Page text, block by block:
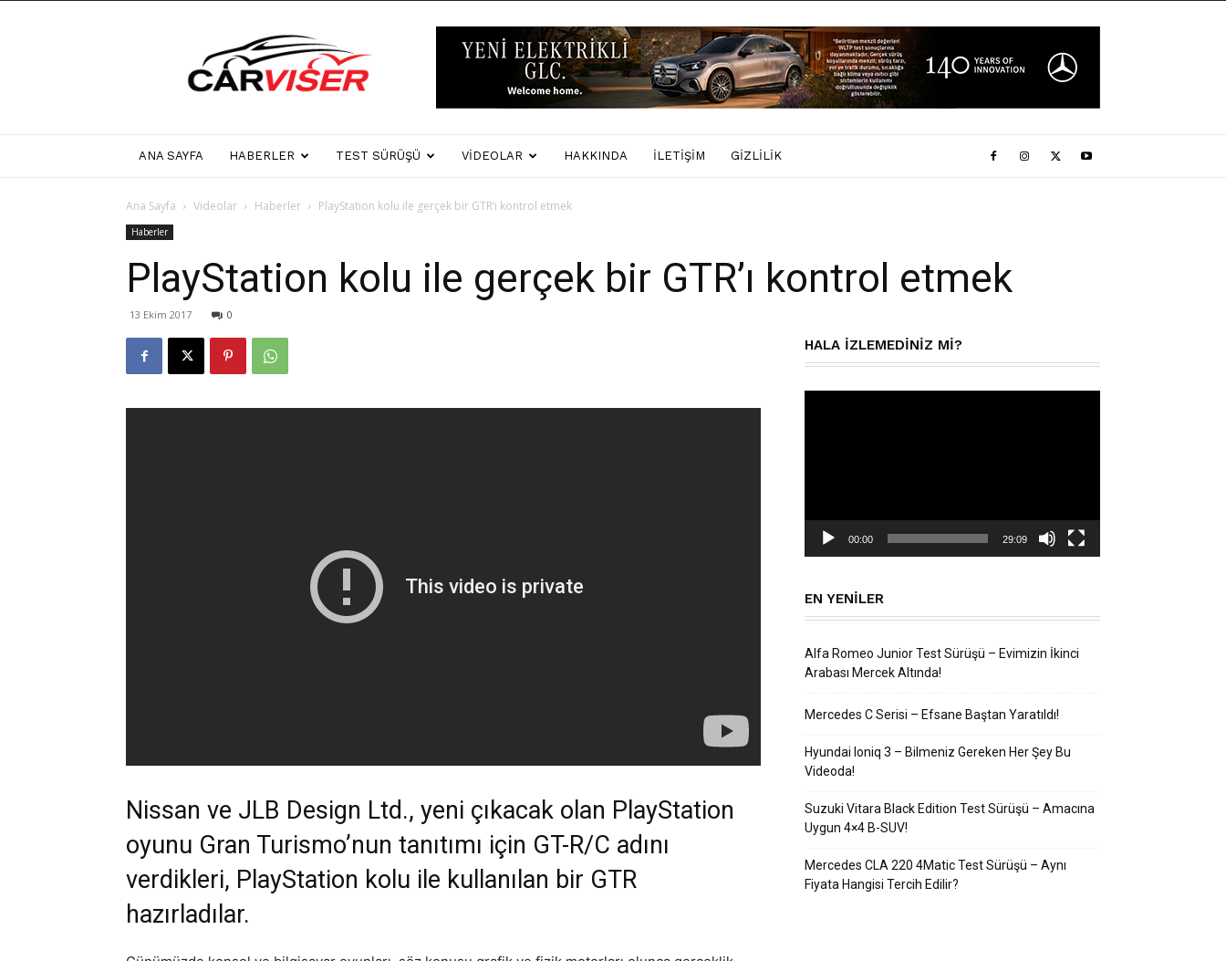
Carviser
ANA SAYFA HABERLER TEST SÜRÜŞÜ VIDEOLAR HAKKINDA İLETIŞIM GIZLILIK
Ana Sayfa Videolar Haberler PlayStation kolu ile gerçek bir GTR’ı kontrol etmek
Haberler
PlayStation kolu ile gerçek bir GTR’ı kontrol etmek
13 Ekim 2017 0
Nissan ve JLB Design Ltd., yeni çıkacak olan PlayStation
oyunu Gran Turismo’nun tanıtımı için GT-R/C adını
verdikleri, PlayStation kolu ile kullanılan bir GTR
hazırladılar.
HALA IZLEMEDINIZ MI?
00:00 29:09
EN YENILER
Alfa Romeo Junior Test Sürüşü – Evimizin İkinci
Arabası Mercek Altında!
Mercedes C Serisi – Efsane Baştan Yaratıldı!
Hyundai Ioniq 3 – Bilmeniz Gereken Her Şey Bu
Videoda!
Suzuki Vitara Black Edition Test Sürüşü – Amacına
Uygun 4×4 B-SUV!
Mercedes CLA 220 4Matic Test Sürüşü – Aynı
Fiyata Hangisi Tercih Edilir?